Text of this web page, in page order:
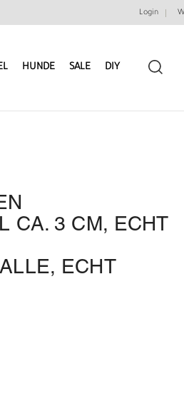
Login
HUNDE SALE DIY
L
3 CM, ECHT L
ECHT V